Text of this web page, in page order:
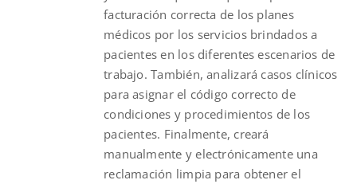
facturación correcta de los planes
médicos por los servicios brindados a
pacientes en los diferentes escenarios de
trabajo. También, analizará casos clínicos
para asignar el código correcto de
condiciones y procedimientos de los
pacientes. Finalmente, creará
manualmente y electrónicamente una
reclamación limpia para obtener el